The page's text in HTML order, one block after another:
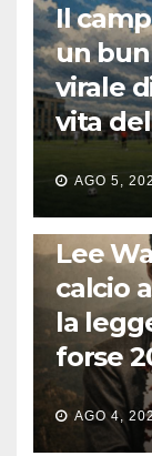
Il
un
virale
vita
AGO 5,
LA STORIA DEL
Lee
calcio
la
forse
AGO 4,